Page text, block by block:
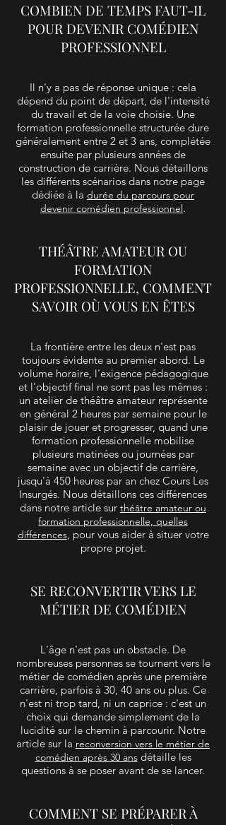
COMBIEN DE TEMPS FAUT-IL
POUR DEVENIR COMÉDIEN
PROFESSIONNEL
Il n'y a pas de réponse unique : cela
dépend du point de départ, de l'intensité
du travail et de la voie choisie. Une
formation professionnelle structurée dure
généralement entre 2 et 3 ans, complétée
ensuite par plusieurs années de
construction de carrière. Nous détaillons
les différents scénarios dans notre page
dédiée à la durée du parcours pour
devenir comédien professionnel .
THÉÂTRE AMATEUR OU
FORMATION
PROFESSIONNELLE, COMMENT
SAVOIR OÙ VOUS EN ÊTES
La frontière entre les deux n'est pas
toujours évidente au premier abord. Le
volume horaire, l'exigence pédagogique
et l'objectif final ne sont pas les mêmes :
un atelier de théâtre amateur représente
en général 2 heures par semaine pour le
plaisir de jouer et progresser, quand une
formation professionnelle mobilise
plusieurs matinées ou journées par
semaine avec un objectif de carrière,
jusqu'à 450 heures par an chez Cours Les
Insurgés. Nous détaillons ces différences
dans notre article sur théâtre amateur ou
formation professionnelle, quelles
différences, pour vous aider à situer votre
propre projet.
SE RECONVERTIR VERS LE
MÉTIER DE COMÉDIEN
L'âge n'est pas un obstacle. De
nombreuses personnes se tournent vers le
métier de comédien après une première
carrière, parfois à 30, 40 ans ou plus. Ce
n'est ni trop tard, ni un caprice : c'est un
choix qui demande simplement de la
lucidité sur le chemin à parcourir. Notre
article sur la reconversion vers le métier de
comédien après 30 ansdétaille les
questions à se poser avant de se lancer.
COMMENT SE PRÉPARER À